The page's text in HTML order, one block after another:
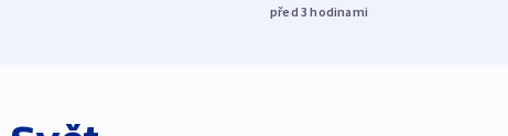
před 3hodinami